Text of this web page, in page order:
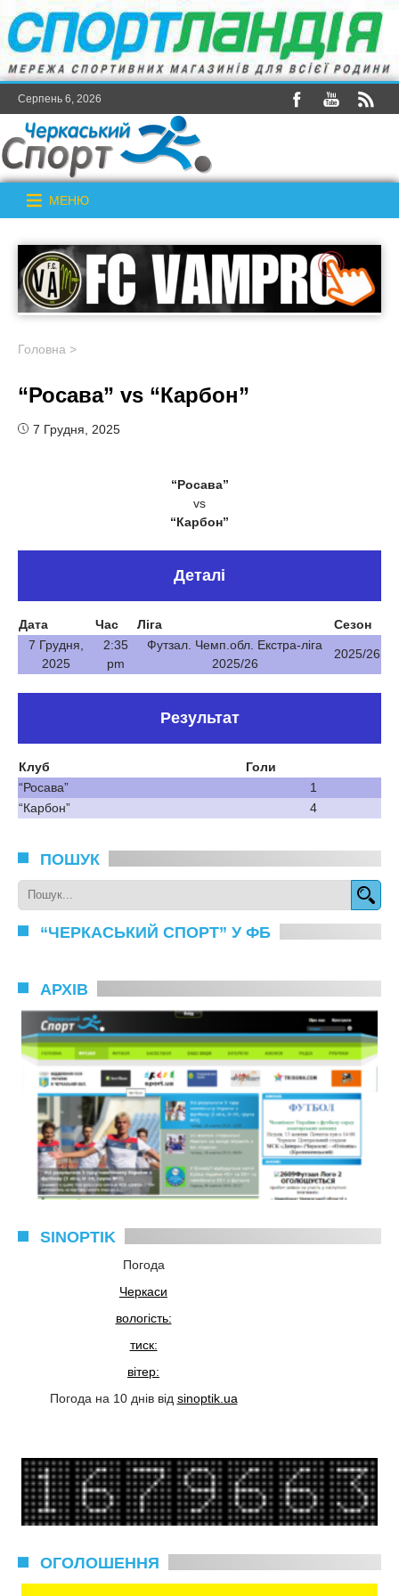
Серпень 6, 2026
МЕНЮ
Головна >
“Росава” vs “Карбон”
7 Грудня, 2025
“Росава”
vs
“Карбон”
Деталі
Дата Час Ліга
Сезон
7 Грудня,
2025
2:35
pm
Футзал. Чемп.обл. Екстра-ліга
2025/26
2025/26
Результат
Клуб
Голи
“Росава”
1
“Карбон”
4
ПОШУК
“ЧЕРКАСЬКИЙ СПОРТ” У ФБ
АРХІВ
SINOPTIK
Погода
Черкаси
вологість:
тиск:
вітер:
Погода на 10 днів від sinoptik.ua
ОГОЛОШЕННЯ